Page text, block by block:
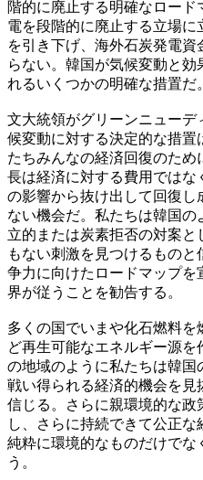
階的に廃止する明確なロー
電を段階的に廃止する立場
を引き下げ、海外石炭発電
らない。韓国が気候変動と
れるいくつかの明確な措置だ。
文大統領がグリーンニュー
候変動に対する決定的な措
たちみんなの経済回復のた
長は経済に対する費用ではな
の影響から抜け出して回復し
ない機会だ。私たちは韓国
立的または炭素拒否の対案
もない刺激を見つけるもの
争力に向けたロードマップ
界が従うことを勧告する。
多くの国でいまや化石燃料
ど再生可能なエネルギー源
の地域のように私たちは韓国
戦い得られる経済的機会を見
信じる。さらに親環境的な
し、さらに持続できて公正
純粋に環境的なものだけでな
う。